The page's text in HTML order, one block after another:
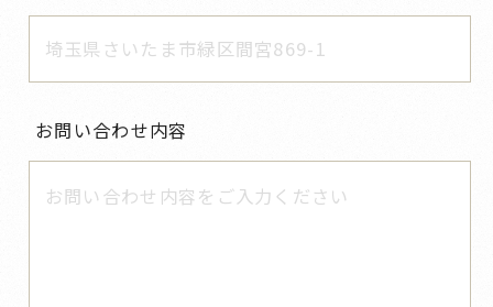
お問い合わせ内容